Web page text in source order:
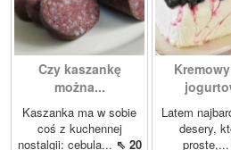
Czy kaszankę
można...
Kaszanka ma w sobie
coś z kuchennej
nostalgii: cebula... ⇖ 20
Latem
desery,
proste,...